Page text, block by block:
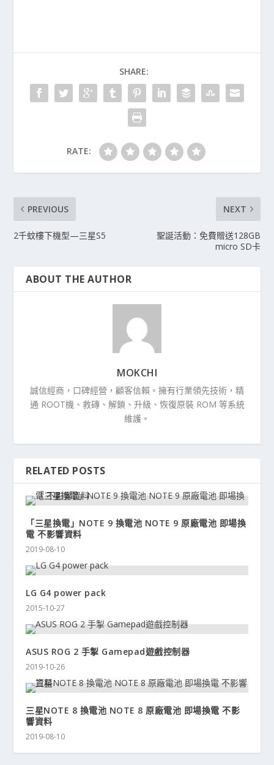
SHARE:
RATE:
PREVIOUS
2千蚊樓下機型—三星S5
NEXT
聖誕活動：免費贈送128GB
micro SD卡
ABOUT THE AUTHOR
MOKCHI
誠信經商，口碑經營，顧客信賴。擁有行業領先技術，精
通 ROOT機、救磚、解鎖、升級、恢復原裝 ROM 等系統
維護。
RELATED POSTS
「三星換電」NOTE 9 換電池 NOTE 9 原廠電池 即場換
電 不影響資料
2019-08-10
LG G4 power pack
2015-10-27
ASUS ROG 2 手掣 Gamepad遊戲控制器
2019-10-26
三星NOTE 8 換電池 NOTE 8 原廠電池 即場換電 不影
響資料
2019-08-10